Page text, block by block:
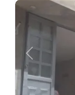
Anterior